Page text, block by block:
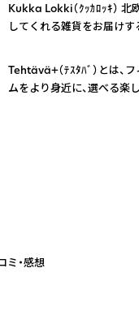
Kukka Lokki（ｸｯｶﾛｯｷ） 北
してくれる雑貨をお届けす
Tehtävä+（ﾃｽﾀﾊﾞ）とは、
ムをより身近に、選べる楽
ミ・感想